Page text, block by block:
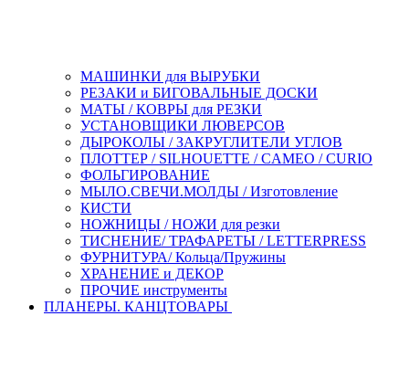
МАШИНКИ для ВЫРУБКИ
РЕЗАКИ и БИГОВАЛЬНЫЕ ДОСКИ
МАТЫ / КОВРЫ для РЕЗКИ
УСТАНОВЩИКИ ЛЮВЕРСОВ
ДЫРОКОЛЫ / ЗАКРУГЛИТЕЛИ УГЛОВ
ПЛОТТЕР / SILHOUETTE / CAMEO / CURIO
ФОЛЬГИРОВАНИЕ
МЫЛО.СВЕЧИ.МОЛДЫ / Изготовление
КИСТИ
НОЖНИЦЫ / НОЖИ для резки
ТИСНЕНИЕ/ ТРАФАРЕТЫ / LETTERPRESS
ФУРНИТУРА/ Кольца/Пружины
ХРАНЕНИЕ и ДЕКОР
ПРОЧИЕ инструменты
ПЛАНЕРЫ. КАНЦТОВАРЫ